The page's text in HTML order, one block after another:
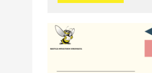
Zdravlje i osiguranje